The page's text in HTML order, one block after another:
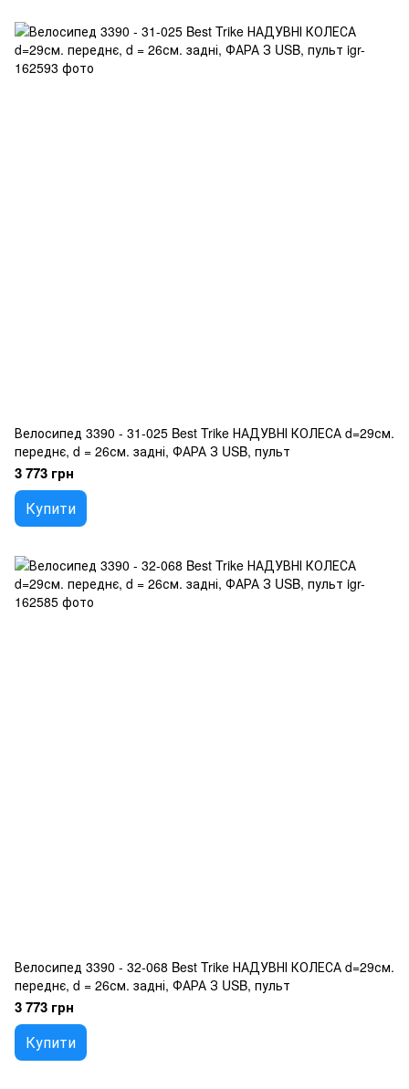
Велосипед 3390 - 31-025 Best Trike НАДУВНІ КОЛЕСА d=29см.
переднє, d = 26см. задні, ФАРА З USB, пульт
3 773 грн
Купити
Велосипед 3390 - 32-068 Best Trike НАДУВНІ КОЛЕСА d=29см.
переднє, d = 26см. задні, ФАРА З USB, пульт
3 773 грн
Купити